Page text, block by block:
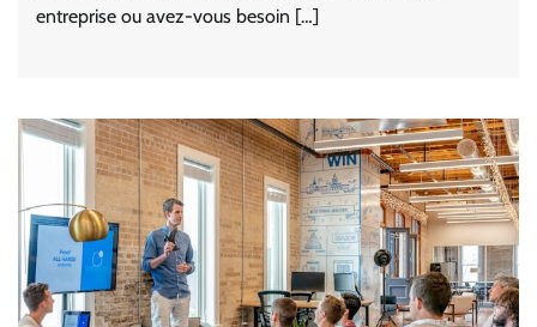
entreprise ou avez-vous besoin […]